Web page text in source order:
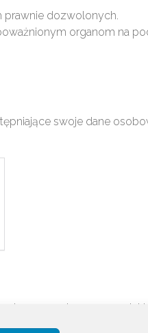
prawnie dozwolonych.
organom na
swoje dane
przepisy prawa